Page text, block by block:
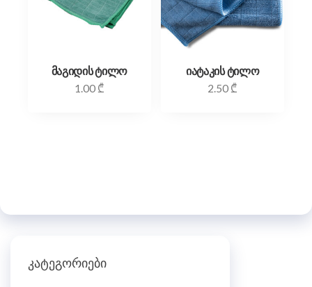
მაგიდის ტილო
1.00 ₾
იატაკის ტილო
2.50 ₾
კატეგორიები